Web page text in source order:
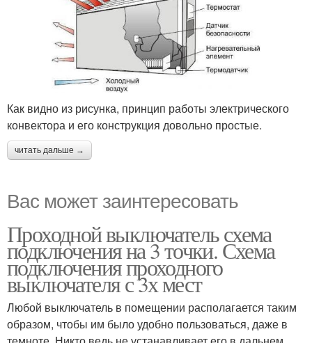
Как видно из рисунка, принцип работы электрического
конвектора и его конструкция довольно простые.
читать дальше →
Вас может заинтересовать
Проходной выключатель схема
подключения на 3 точки. Схема
подключения проходного
выключателя с 3х мест
Любой выключатель в помещении располагается таким
образом, чтобы им было удобно пользоваться, даже в